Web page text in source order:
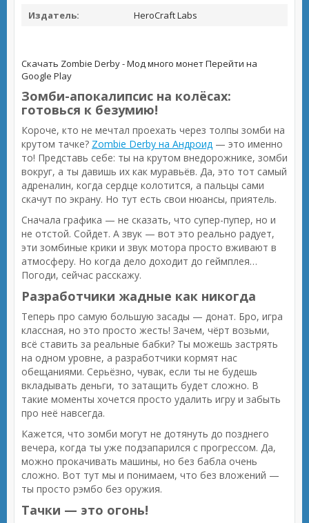
Издатель:
HeroCraft Labs
Скачать Zombie Derby - Мод много монетПерейти на
Google Play
Зомби-апокалипсис на колёсах:
готовься к безумию!
Короче, кто не мечтал проехать через толпы зомби на
крутом тачке? Zombie Derby на Андроид — это именно
то! Представь себе: ты на крутом внедорожнике, зомби
вокруг, а ты давишь их как муравьёв. Да, это тот самый
адреналин, когда сердце колотится, а пальцы сами
скачут по экрану. Но тут есть свои нюансы, приятель.
Сначала графика — не сказать, что супер-пупер, но и
не отстой. Сойдет. А звук — вот это реально радует,
эти зомбиные крики и звук мотора просто вживают в
атмосферу. Но когда дело доходит до геймплея…
Погоди, сейчас расскажу.
Разработчики жадные как никогда
Теперь про самую большую засады — донат. Бро, игра
классная, но это просто жесть! Зачем, чёрт возьми,
всё ставить за реальные бабки? Ты можешь застрять
на одном уровне, а разработчики кормят нас
обещаниями. Серьёзно, чувак, если ты не будешь
вкладывать деньги, то затащить будет сложно. В
такие моменты хочется просто удалить игру и забыть
про неё навсегда.
Кажется, что зомби могут не дотянуть до позднего
вечера, когда ты уже подзапарился с прогрессом. Да,
можно прокачивать машины, но без бабла очень
сложно. Вот тут мы и понимаем, что без вложений —
ты просто рэмбо без оружия.
Тачки — это огонь!